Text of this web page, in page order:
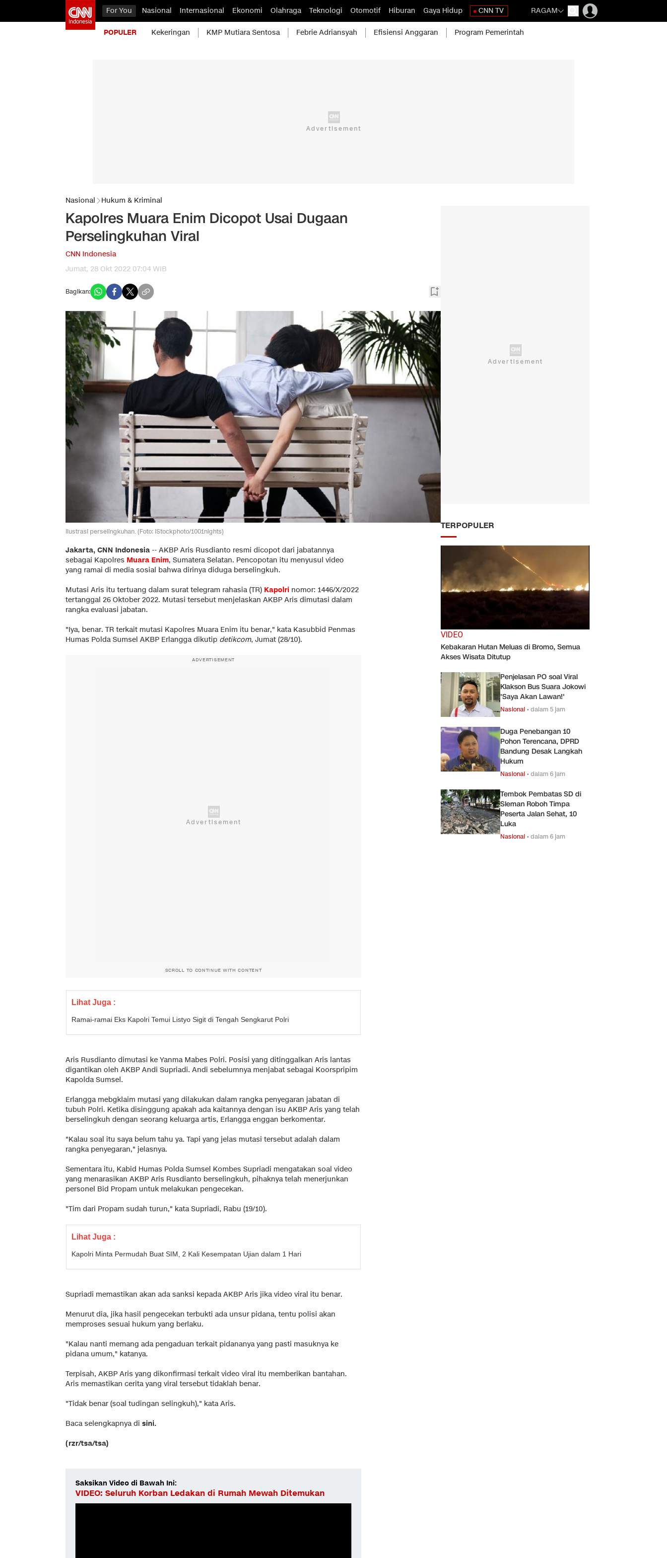
For You Nasional Internasional Ekonomi Olahraga Teknologi Otomotif Hiburan Gaya Hidup CNN TV RAGAM
POPULER Kekeringan KMP Mutiara Sentosa Febrie Adriansyah Efisiensi Anggaran Program Pemerintah
Nasional Hukum & Kriminal
Kapolres Muara Enim Dicopot Usai Dugaan
Perselingkuhan Viral
CNN Indonesia
Jumat, 28 Okt 2022 07:04 WIB
Bagikan:
Ilustrasi perselingkuhan. (Foto: iStockphoto/1001nights)
Jakarta, CNN Indonesia -- AKBP Aris Rusdianto resmi dicopot dari jabatannya
sebagai Kapolres Muara Enim, Sumatera Selatan. Pencopotan itu menyusul video
yang ramai di media sosial bahwa dirinya diduga berselingkuh.
Mutasi Aris itu tertuang dalam surat telegram rahasia (TR) Kapolri nomor: 1446/X/2022
tertanggal 26 Oktober 2022. Mutasi tersebut menjelaskan AKBP Aris dimutasi dalam
rangka evaluasi jabatan.
"Iya, benar. TR terkait mutasi Kapolres Muara Enim itu benar," kata Kasubbid Penmas
Humas Polda Sumsel AKBP Erlangga dikutip detikcom, Jumat (28/10).
ADVERTISEMENT
SCROLL TO CONTINUE WITH CONTENT
Lihat Juga :
Ramai-ramai Eks Kapolri Temui Listyo Sigit di Tengah Sengkarut Polri
Aris Rusdianto dimutasi ke Yanma Mabes Polri. Posisi yang ditinggalkan Aris lantas
digantikan oleh AKBP Andi Supriadi. Andi sebelumnya menjabat sebagai Koorspripim
Kapolda Sumsel.
Erlangga mebgklaim mutasi yang dilakukan dalam rangka penyegaran jabatan di
tubuh Polri. Ketika disinggung apakah ada kaitannya dengan isu AKBP Aris yang telah
berselingkuh dengan seorang keluarga artis, Erlangga enggan berkomentar.
"Kalau soal itu saya belum tahu ya. Tapi yang jelas mutasi tersebut adalah dalam
rangka penyegaran," jelasnya.
Sementara itu, Kabid Humas Polda Sumsel Kombes Supriadi mengatakan soal video
yang menarasikan AKBP Aris Rusdianto berselingkuh, pihaknya telah menerjunkan
personel Bid Propam untuk melakukan pengecekan.
"Tim dari Propam sudah turun," kata Supriadi, Rabu (19/10).
Lihat Juga :
Kapolri Minta Permudah Buat SIM, 2 Kali Kesempatan Ujian dalam 1 Hari
Supriadi memastikan akan ada sanksi kepada AKBP Aris jika video viral itu benar.
Menurut dia, jika hasil pengecekan terbukti ada unsur pidana, tentu polisi akan
memproses sesuai hukum yang berlaku.
"Kalau nanti memang ada pengaduan terkait pidananya yang pasti masuknya ke
pidana umum," katanya.
Terpisah, AKBP Aris yang dikonfirmasi terkait video viral itu memberikan bantahan.
Aris memastikan cerita yang viral tersebut tidaklah benar.
"Tidak benar (soal tudingan selingkuh)," kata Aris.
Baca selengkapnya di sini.
(rzr/tsa/tsa)
Saksikan Video di Bawah Ini:
VIDEO: Seluruh Korban Ledakan di Rumah Mewah Ditemukan
TERPOPULER
VIDEO
Kebakaran Hutan Meluas di Bromo, Semua
Akses Wisata Ditutup
Penjelasan PO soal Viral
Klakson Bus Suara Jokowi
'Saya Akan Lawan!'
Nasional •dalam 5 jam
Duga Penebangan 10
Pohon Terencana, DPRD
Bandung Desak Langkah
Hukum
Nasional •dalam 6 jam
Tembok Pembatas SD di
Sleman Roboh Timpa
Peserta Jalan Sehat, 10
Luka
Nasional •dalam 6 jam